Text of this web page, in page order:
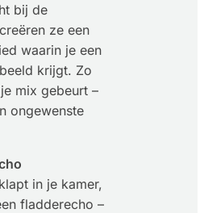
bij de
ze een
waarin je een
krijgt. Zo
mix gebeurt –
ongewenste
in je kamer,
fladderecho –